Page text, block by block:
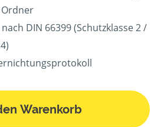
Ordner
DIN 66399 (Schutzklasse 2 /
Warenkorb